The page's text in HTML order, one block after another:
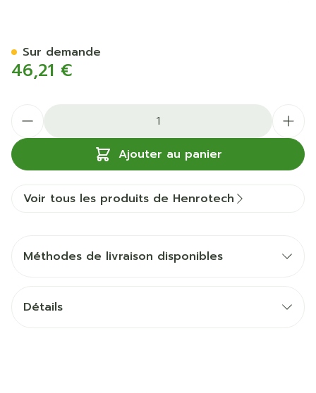
46,21 €
Ajouter au panier
Sur demande
Voir tous les produits de Henrotech
Méthodes de livraison disponibles
Détails